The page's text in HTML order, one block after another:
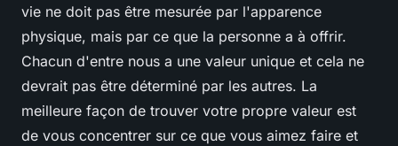
vie ne doit pas être mesurée par l'apparence
physique, mais par ce que la personne a à offrir.
Chacun d'entre nous a une valeur unique et cela ne
devrait pas être déterminé par les autres. La
meilleure façon de trouver votre propre valeur est
de vous concentrer sur ce que vous aimez faire et